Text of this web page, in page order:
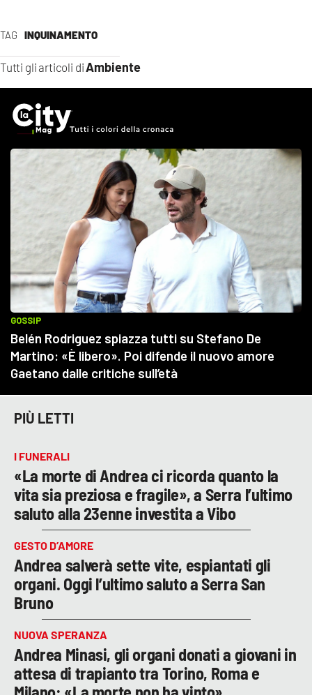
TAG INQUINAMENTO
Tutti gli articoli diAmbiente
PIÙ LETTI
I FUNERALI
«La morte di Andrea ci ricorda quanto la
vita sia preziosa e fragile», a Serra l’ultimo
saluto alla 23enne investita a Vibo
GESTO D’AMORE
Andrea salverà sette vite, espiantati gli
organi. Oggi l’ultimo saluto a Serra San
Bruno
NUOVA SPERANZA
Andrea Minasi, gli organi donati a giovani in
attesa di trapianto tra Torino, Roma e